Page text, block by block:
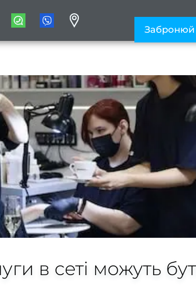
Забронюй
в сеті можуть